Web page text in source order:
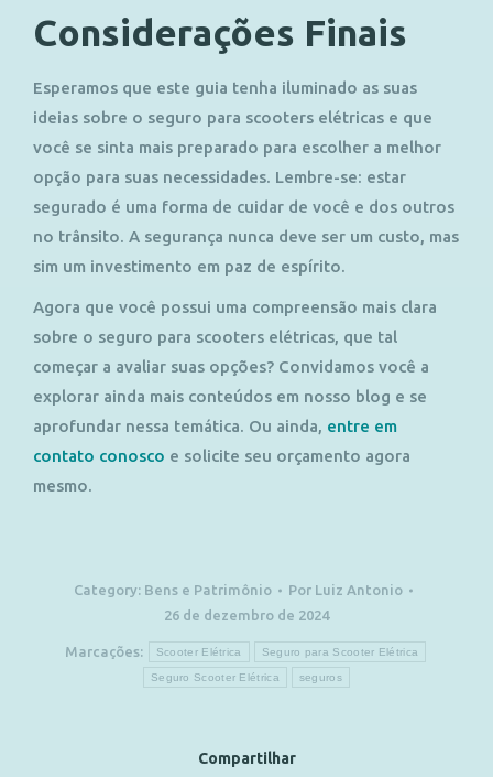
Considerações Finais
Esperamos que este guia tenha iluminado as suas
ideias sobre o seguro para scooters elétricas e que
você se sinta mais preparado para escolher a melhor
opção para suas necessidades. Lembre-se: estar
segurado é uma forma de cuidar de você e dos outros
no trânsito. A segurança nunca deve ser um custo, mas
sim um investimento em paz de espírito.
Agora que você possui uma compreensão mais clara
sobre o seguro para scooters elétricas, que tal
começar a avaliar suas opções? Convidamos você a
explorar ainda mais conteúdos em nosso blog e se
aprofundar nessa temática. Ou ainda, entre em
contato conosco e solicite seu orçamento agora
mesmo.
Category: Bens e Patrimônio Por Luiz Antonio
26 de dezembro de 2024
Marcações: Scooter Elétrica Seguro para Scooter Elétrica
Seguro Scooter Elétrica seguros
Compartilhar